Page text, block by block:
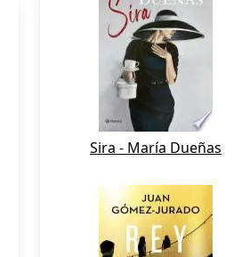
Sira - María Dueñas